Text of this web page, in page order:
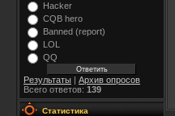
Hacker
CQB hero
Banned (report)
LOL
QQ
Результаты | Архив опросов
Всего ответов: 139
Статистика